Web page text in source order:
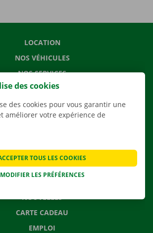
LOCATION
NOS VÉHICULES
NOS SERVICES
AGENCES
APPLI
DE DÉMÉNAGEMENT
CONTACTEZ NOUS
NOUVELLES
CARTE CADEAU
EMPLOI
des cookies
des cookies pour vous garantir une
améliorer votre expérience de
MODIFIER LES PRÉFÉRENCES
TOUS LES COOKIES